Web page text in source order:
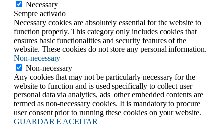
Necessary
Sempre activado
Necessary cookies are absolutely essential for the website to
function properly. This category only includes cookies that
ensures basic functionalities and security features of the
website. These cookies do not store any personal information.
Non-necessary
Non-necessary
Any cookies that may not be particularly necessary for the
website to function and is used specifically to collect user
personal data via analytics, ads, other embedded contents are
termed as non-necessary cookies. It is mandatory to procure
user consent prior to running these cookies on your website.
GUARDAR E ACEITAR